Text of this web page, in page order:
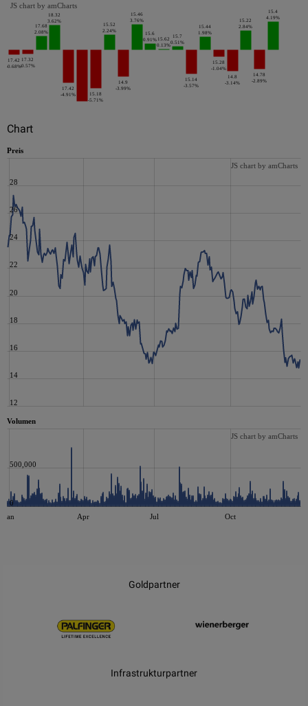
17.42
-0.68%
17.32
-0.57%
17.68
2.08%
18.32
3.62%
17.42
-4.91%
15.18
-5.71%
15.52
2.24%
14.9
-3.99%
15.46
3.76%
15.6
0.91% 15.62
0.13%
15.7
0.51%
15.14
-3.57%
15.44
1.98%
15.28
-1.04%
14.8
-3.14%
15.22
2.84%
14.78
-2.89%
15.4
4.19%
JS chart by amCharts
Chart
Preis
12
14
16
18
20
22
24
26
28
JS chart by amCharts
Volumen
Jan Apr Jul Oct
0
500,000
JS chart by amCharts
Goldpartner
Infrastrukturpartner